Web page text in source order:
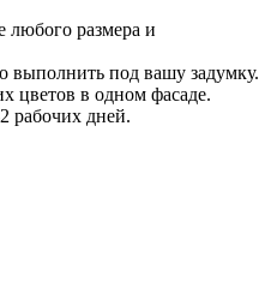
любого размера и
выполнить под вашу задумку.
цветов в одном фасаде.
рабочих дней.